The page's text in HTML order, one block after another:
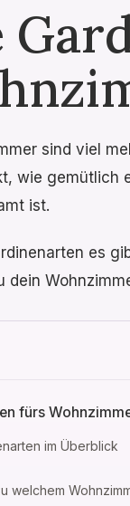
sind viel
wie gemütlich
ist.
es
dein
fürs
im Überblick
welchem